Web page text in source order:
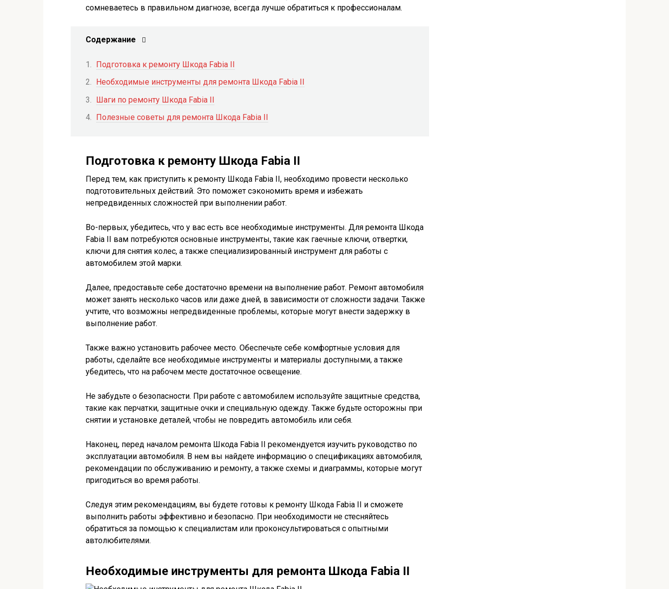
сомневаетесь в правильном диагнозе, всегда лучше обратиться к профессионалам.
Содержание
Подготовка к ремонту Шкода Fabia II
Необходимые инструменты для ремонта Шкода Fabia II
Шаги по ремонту Шкода Fabia II
Полезные советы для ремонта Шкода Fabia II
Подготовка к ремонту Шкода Fabia II
Перед тем, как приступить к ремонту Шкода Fabia II, необходимо провести несколько
подготовительных действий. Это поможет сэкономить время и избежать
непредвиденных сложностей при выполнении работ.
Во-первых, убедитесь, что у вас есть все необходимые инструменты. Для ремонта Шкода
Fabia II вам потребуются основные инструменты, такие как гаечные ключи, отвертки,
ключи для снятия колес, а также специализированный инструмент для работы с
автомобилем этой марки.
Далее, предоставьте себе достаточно времени на выполнение работ. Ремонт автомобиля
может занять несколько часов или даже дней, в зависимости от сложности задачи. Также
учтите, что возможны непредвиденные проблемы, которые могут внести задержку в
выполнение работ.
Также важно установить рабочее место. Обеспечьте себе комфортные условия для
работы, сделайте все необходимые инструменты и материалы доступными, а также
убедитесь, что на рабочем месте достаточное освещение.
Не забудьте о безопасности. При работе с автомобилем используйте защитные средства,
такие как перчатки, защитные очки и специальную одежду. Также будьте осторожны при
снятии и установке деталей, чтобы не повредить автомобиль или себя.
Наконец, перед началом ремонта Шкода Fabia II рекомендуется изучить руководство по
эксплуатации автомобиля. В нем вы найдете информацию о спецификациях автомобиля,
рекомендации по обслуживанию и ремонту, а также схемы и диаграммы, которые могут
пригодиться во время работы.
Следуя этим рекомендациям, вы будете готовы к ремонту Шкода Fabia II и сможете
выполнить работы эффективно и безопасно. При необходимости не стесняйтесь
обратиться за помощью к специалистам или проконсультироваться с опытными
автолюбителями.
Необходимые инструменты для ремонта Шкода Fabia II